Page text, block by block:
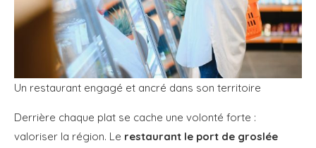
Un restaurant engagé et ancré dans son territoire
Derrière chaque plat se cache une volonté forte :
valoriser la région. Le restaurant le port de groslée